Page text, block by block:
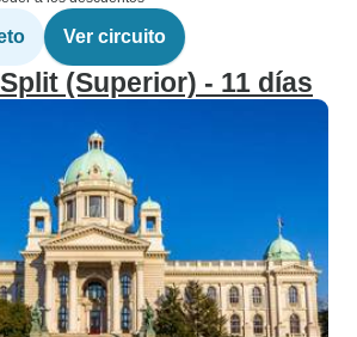
Ver circuito
(Superior) - 11 días